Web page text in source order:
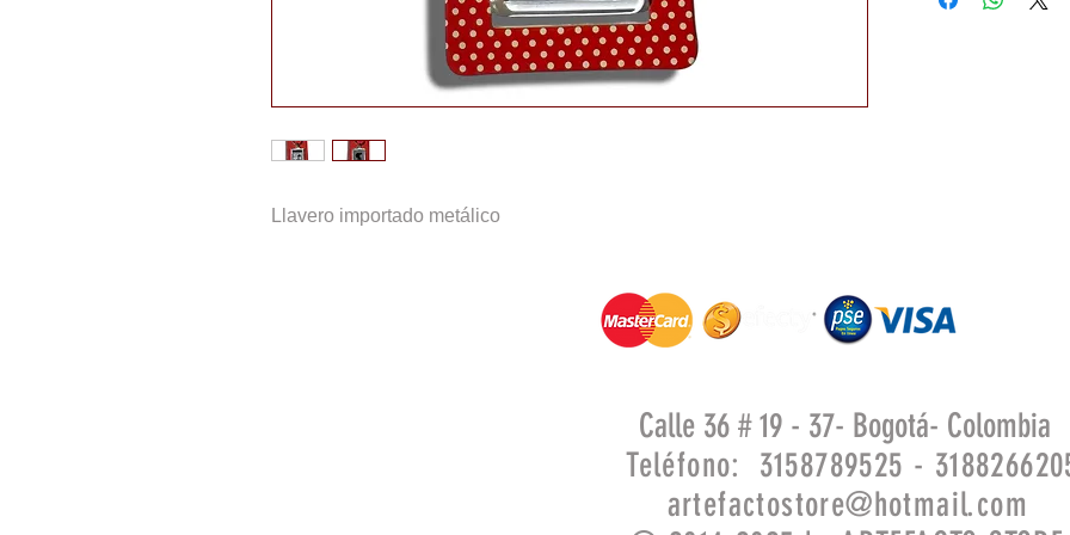
Llavero importado metálico
Calle 36 # 19 - 37- Bogotá- Colombia
Teléfono: 3158789525 -
artefactostore@hotmail.com